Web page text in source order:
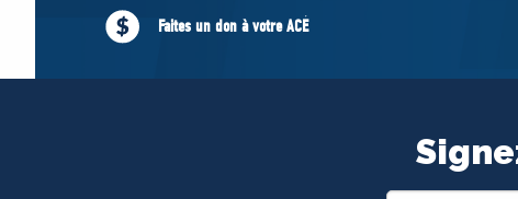
ACÉ
Faites un don à votre ACÉ